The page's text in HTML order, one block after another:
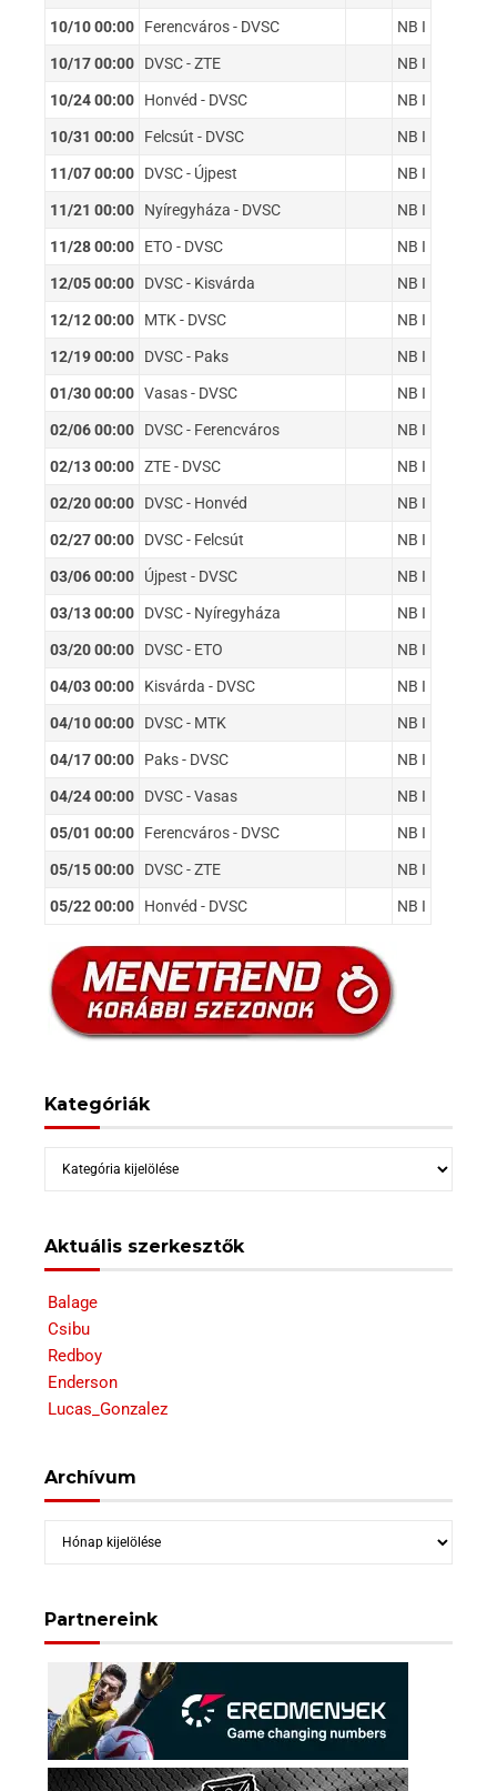
10/10 00:00 Ferencváros - DVSC NB I
10/17 00:00 DVSC - ZTE NB I
10/24 00:00 Honvéd - DVSC NB I
10/31 00:00 Felcsút - DVSC NB I
11/07 00:00 DVSC - Újpest NB I
11/21 00:00 Nyíregyháza - DVSC NB I
11/28 00:00 ETO - DVSC NB I
12/05 00:00 DVSC - Kisvárda NB I
12/12 00:00 MTK - DVSC NB I
12/19 00:00 DVSC - Paks NB I
01/30 00:00 Vasas - DVSC NB I
02/06 00:00 DVSC - Ferencváros NB I
02/13 00:00 ZTE - DVSC NB I
02/20 00:00 DVSC - Honvéd NB I
02/27 00:00 DVSC - Felcsút NB I
03/06 00:00 Újpest - DVSC NB I
03/13 00:00 DVSC - Nyíregyháza NB I
03/20 00:00 DVSC - ETO NB I
04/03 00:00 Kisvárda - DVSC NB I
04/10 00:00 DVSC - MTK NB I
04/17 00:00 Paks - DVSC NB I
04/24 00:00 DVSC - Vasas NB I
05/01 00:00 Ferencváros - DVSC NB I
05/15 00:00 DVSC - ZTE NB I
05/22 00:00 Honvéd - DVSC NB I
Kategóriák
Kategóriák
Aktuális szerkesztők
Balage
Csibu
Redboy
Enderson
Lucas_Gonzalez
Archívum
Archívum
Partnereink